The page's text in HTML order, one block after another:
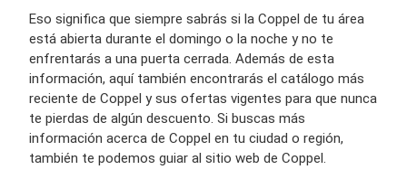
Eso significa que siempre sabrás si la Coppel de tu área
está abierta durante el domingo o la noche y no te
enfrentarás a una puerta cerrada. Además de esta
información, aquí también encontrarás el catálogo más
reciente de Coppel y sus ofertas vigentes para que nunca
te pierdas de algún descuento. Si buscas más
información acerca de Coppel en tu ciudad o región,
también te podemos guiar al sitio web de Coppel.